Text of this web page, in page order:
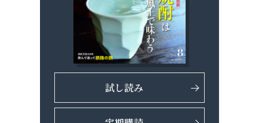
試し読み